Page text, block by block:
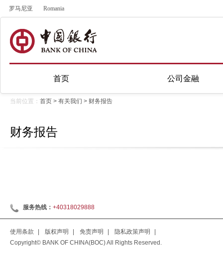
罗马尼亚 Romania
首页 公司金融
当前位置： 首页 > 有关我们 > 财务报告
财务报告
服务热线： +40318029888
使用条款 版权声明 免责声明 隐私政策声明
Copyright© BANK OF CHINA(BOC) All Rights Reserved.